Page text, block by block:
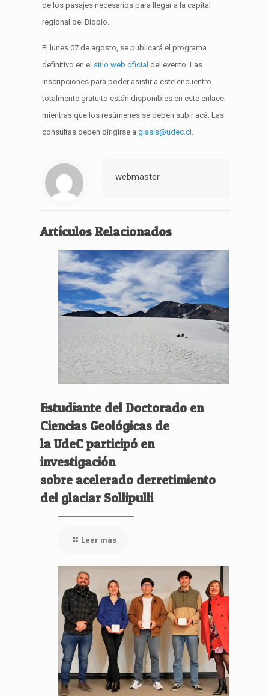
de los pasajes necesarios para llegar a la capital
regional del Biobío.
El lunes 07 de agosto, se publicará el programa
definitivo en el sitio web oficial del evento. Las
inscripciones para poder asistir a este encuentro
totalmente gratuito están disponibles en este enlace,
mientras que los resúmenes se deben subir acá. Las
consultas deben dirigirse a giasis@udec.cl .
webmaster
Artículos Relacionados
Estudiante del Doctorado en
Ciencias Geológicas de
la UdeC participó en
investigación
sobre acelerado derretimiento
del glaciar Sollipulli
Leer más